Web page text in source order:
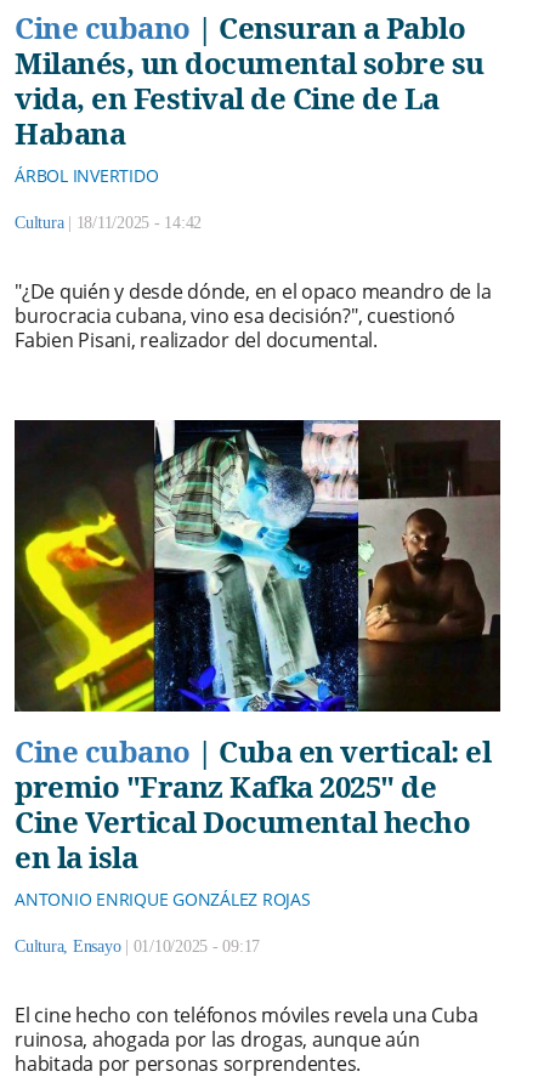
Cine cubano | Censuran a Pablo
Milanés, un documental sobre su
vida, en Festival de Cine de La
Habana
ÁRBOL INVERTIDO
Cultura | 18/11/2025 - 14:42
"¿De quién y desde dónde, en el opaco meandro de la
burocracia cubana, vino esa decisión?", cuestionó
Fabien Pisani, realizador del documental.
Cine cubano | Cuba en vertical: el
premio "Franz Kafka 2025" de
Cine Vertical Documental hecho
en la isla
ANTONIO ENRIQUE GONZÁLEZ ROJAS
Cultura, Ensayo | 01/10/2025 - 09:17
El cine hecho con teléfonos móviles revela una Cuba
ruinosa, ahogada por las drogas, aunque aún
habitada por personas sorprendentes.